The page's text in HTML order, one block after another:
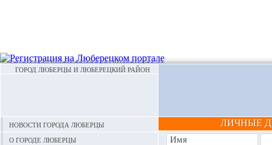
ГОРОД ЛЮБЕРЦЫ И ЛЮБЕРЕЦКИЙ РАЙОН
Новости города Люберцы
О городе Люберцы
ЛИЧНЫЕ